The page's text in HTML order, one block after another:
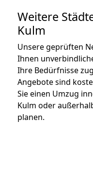
Weitere
Kulm
Unsere geprüften
Ihnen
Ihre Bedürfnisse
Angebote sind
Sie einen Umzug
Kulm oder
planen.